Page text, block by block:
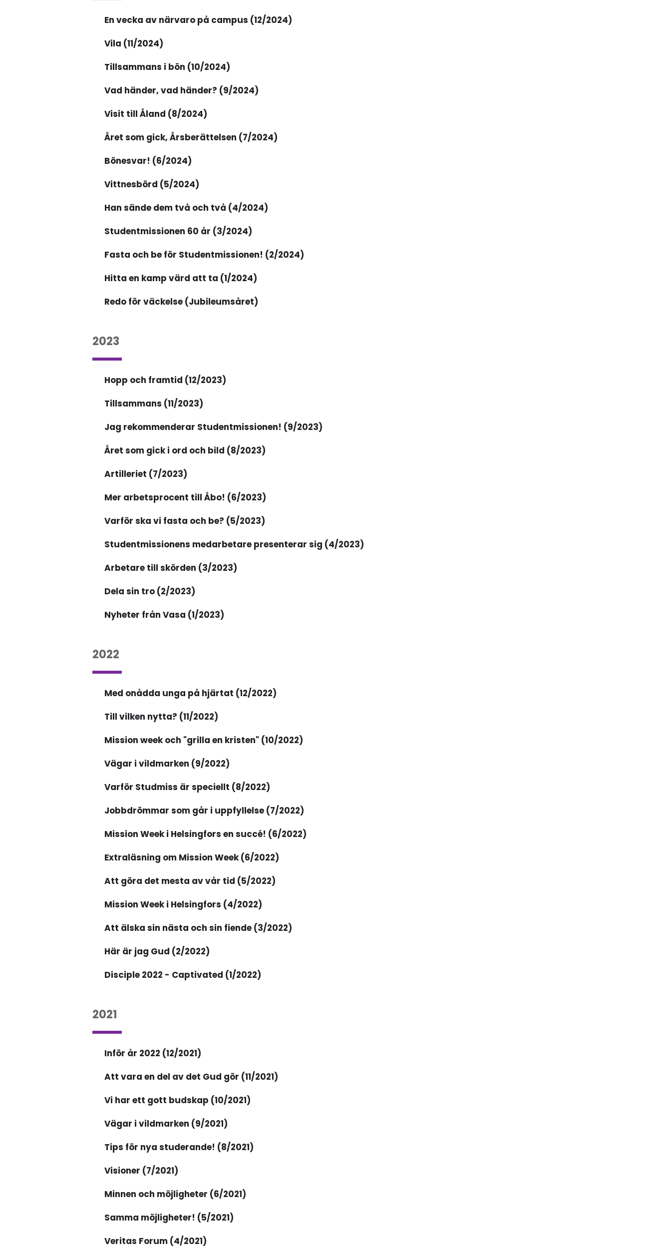
En vecka av närvaro på campus (12/2024)
Vila (11/2024)
Tillsammans i bön (10/2024)
Vad händer, vad händer? (9/2024)
Visit till Åland (8/2024)
Året som gick, Årsberättelsen (7/2024)
Bönesvar! (6/2024)
Vittnesbörd (5/2024)
Han sände dem två och två (4/2024)
Studentmissionen 60 år (3/2024)
Fasta och be för Studentmissionen! (2/2024)
Hitta en kamp värd att ta (1/2024)
Redo för väckelse (Jubileumsåret)
2023
Hopp och framtid (12/2023)
Tillsammans (11/2023)
Jag rekommenderar Studentmissionen! (9/2023)
Året som gick i ord och bild (8/2023)
Artilleriet (7/2023)
Mer arbetsprocent till Åbo! (6/2023)
Varför ska vi fasta och be? (5/2023)
Studentmissionens medarbetare presenterar sig (4/2023)
Arbetare till skörden (3/2023)
Dela sin tro (2/2023)
Nyheter från Vasa (1/2023)
2022
Med onådda unga på hjärtat (12/2022)
Till vilken nytta? (11/2022)
Mission week och "grilla en kristen" (10/2022)
Vägar i vildmarken (9/2022)
Varför Studmiss är speciellt (8/2022)
Jobbdrömmar som går i uppfyllelse (7/2022)
Mission Week i Helsingfors en succé! (6/2022)
Extraläsning om Mission Week (6/2022)
Att göra det mesta av vår tid (5/2022)
Mission Week i Helsingfors (4/2022)
Att älska sin nästa och sin fiende (3/2022)
Här är jag Gud (2/2022)
Disciple 2022 - Captivated (1/2022)
2021
Inför år 2022 (12/2021)
Att vara en del av det Gud gör (11/2021)
Vi har ett gott budskap (10/2021)
Vägar i vildmarken (9/2021)
Tips för nya studerande! (8/2021)
Visioner (7/2021)
Minnen och möjligheter (6/2021)
Samma möjligheter! (5/2021)
Veritas Forum (4/2021)